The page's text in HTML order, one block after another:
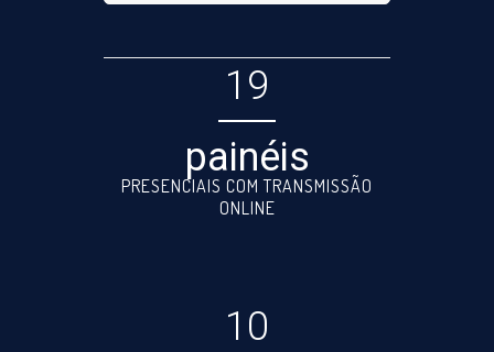
19
painéis
PRESENCIAIS COM TRANSMISSÃO
ONLINE
10